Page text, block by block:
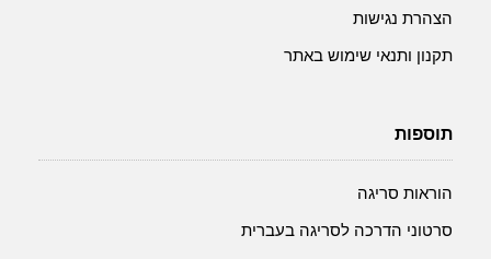
הצהרת נגישות
תקנון ותנאי שימוש באתר
תוספות
הוראות סריגה
סרטוני הדרכה לסריגה בעברית